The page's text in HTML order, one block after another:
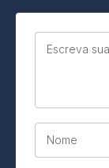
Escreva
Nome